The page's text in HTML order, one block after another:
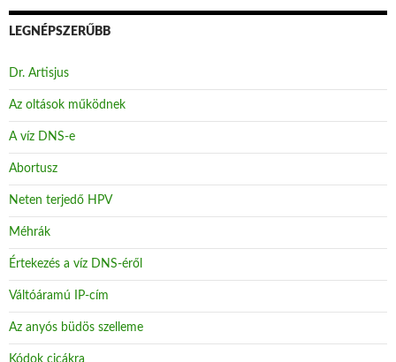
LEGNÉPSZERŰBB
Dr. Artisjus
Az oltások működnek
A víz DNS-e
Abortusz
Neten terjedő HPV
Méhrák
Értekezés a víz DNS-éről
Váltóáramú IP-cím
Az anyós büdös szelleme